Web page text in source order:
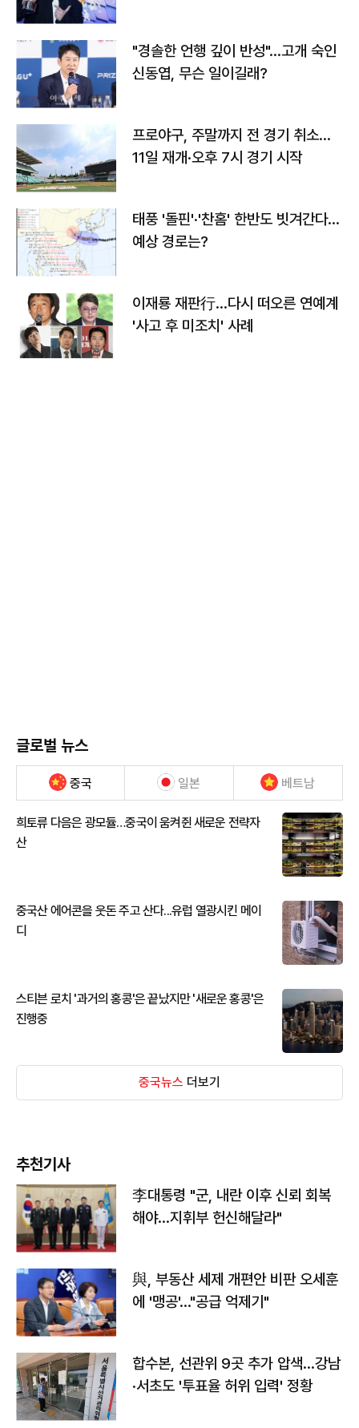
"경솔한 언행 깊이 반성"…고개 숙인
신동엽, 무슨 일이길래?
프로야구, 주말까지 전 경기 취소…
11일 재개·오후 7시 경기 시작
태풍 '돌핀'·'찬홈' 한반도 빗겨간다…
예상 경로는?
이재룡 재판行…다시 떠오른 연예계
'사고 후 미조치' 사례
글로벌 뉴스
중국 일본 베트남
희토류 다음은 광모듈…중국이 움켜쥔 새로운 전략자
산
중국산 에어콘을 웃돈 주고 산다...유럽 열광시킨 메이
디
스티븐 로치 '과거의 홍콩'은 끝났지만 '새로운 홍콩'은
진행중
중국뉴스 더보기
추천기사
李대통령 "군, 내란 이후 신뢰 회복
해야…지휘부 헌신해달라"
與, 부동산 세제 개편안 비판 오세훈
에 '맹공'…"공급 억제기"
합수본, 선관위 9곳 추가 압색…강남
·서초도 '투표율 허위 입력' 정황